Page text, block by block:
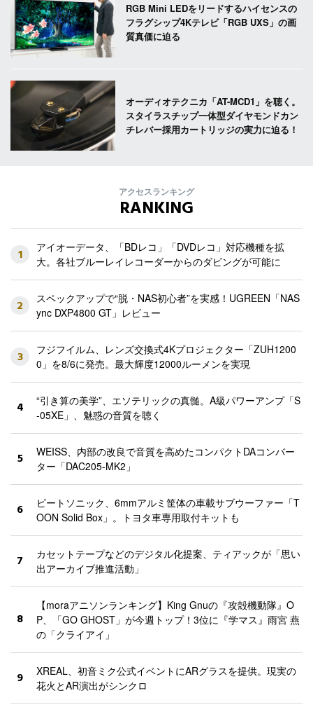
RGB Mini LEDをリードするハイセンスの
フラグシップ4Kテレビ「RGB UXS」の画
質真価に迫る
オーディオテクニカ「AT-MCD1」を聴く。
スタイラスチップ一体型ダイヤモンドカン
チレバー採用カートリッジの実力に迫る！
アクセスランキング
RANKING
1
アイオーデータ、「BDレコ」「DVDレコ」対応機種を拡
大。各社ブルーレイレコーダーからのダビングが可能に
2
スペックアップで“脱・NAS初心者”を実感！UGREEN「NAS
ync DXP4800 GT」レビュー
3
フジフイルム、レンズ交換式4Kプロジェクター「ZUH1200
0」を8/6に発売。最大輝度12000ルーメンを実現
4
“引き算の美学”、エソテリックの真髄。A級パワーアンプ「S
-05XE」、魅惑の音質を聴く
5
WEISS、内部の改良で音質を高めたコンパクトDAコンバー
ター「DAC205-MK2」
6
ビートソニック、6mmアルミ筐体の車載サブウーファー「T
OON Solid Box」。トヨタ車専用取付キットも
7
カセットテープなどのデジタル化提案、ティアックが「思い
出アーカイブ推進活動」
8
【moraアニソンランキング】King Gnuの『攻殻機動隊』O
P、「GO GHOST」が今週トップ！3位に『学マス』雨宮 燕
の「クライアイ」
9
XREAL、初音ミク公式イベントにARグラスを提供。現実の
花火とAR演出がシンクロ